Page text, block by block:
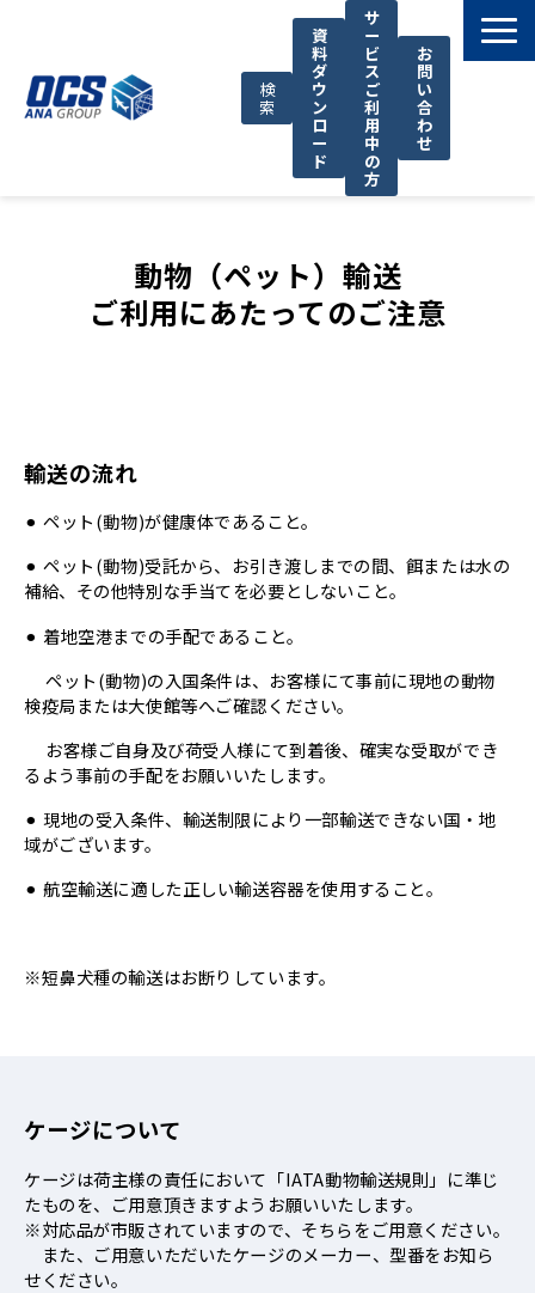
検
索
資
料
ダ
ウ
ン
ロ
ー
ド
サ
ー
ビ
ス
ご
利
用
中
の
方
お
問
い
合
わ
せ
OCSが選ばれる理由
お役立ち情報
動物（ペット）輸送
ご利用にあたってのご注意
輸送の流れ
⚫︎ ペット(動物)が健康体であること。
⚫︎ ペット(動物)受託から、お引き渡しまでの間、餌または水の
補給、その他特別な手当てを必要としないこと。
⚫︎ 着地空港までの手配であること。
ペット(動物)の入国条件は、お客様にて事前に現地の動物
検疫局または大使館等へご確認ください。
お客様ご自身及び荷受人様にて到着後、確実な受取ができ
るよう事前の手配をお願いいたします。
⚫︎ 現地の受入条件、輸送制限により一部輸送できない国・地
域がございます。
⚫︎ 航空輸送に適した正しい輸送容器を使用すること。
※短鼻犬種の輸送はお断りしています。
ケージについて
ケージは荷主様の責任において「IATA動物輸送規則」に準じ
たものを、ご用意頂きますようお願いいたします。
※対応品が市販されていますので、そちらをご用意ください。
また、ご用意いただいたケージのメーカー、型番をお知ら
せください。